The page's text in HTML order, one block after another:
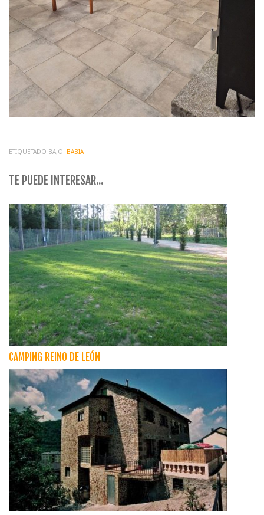
ETIQUETADO BAJO: BABIA
TE PUEDE INTERESAR...
CAMPING REINO DE LEÓN